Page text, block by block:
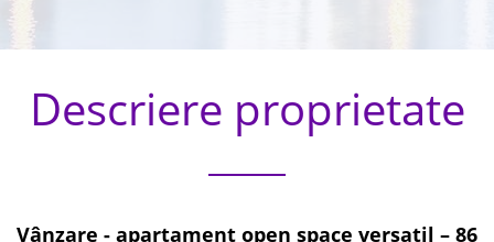
Descriere proprietate
Vânzare - apartament open space versatil – 86